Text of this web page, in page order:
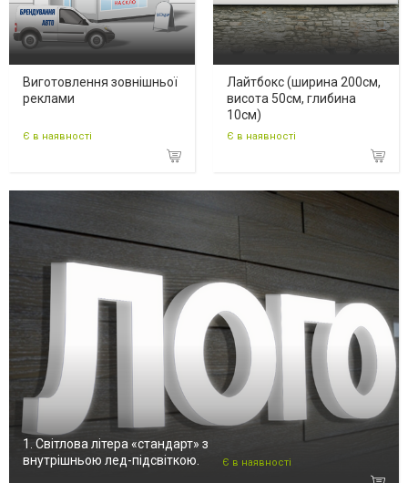
Виготовлення зовнішньої
реклами
Є в наявності
Лайтбокс (ширина 200см,
висота 50см, глибина
10см)
Є в наявності
1. Світлова літера «стандарт» з
внутрішньою лед-підсвіткою.
Є в наявності